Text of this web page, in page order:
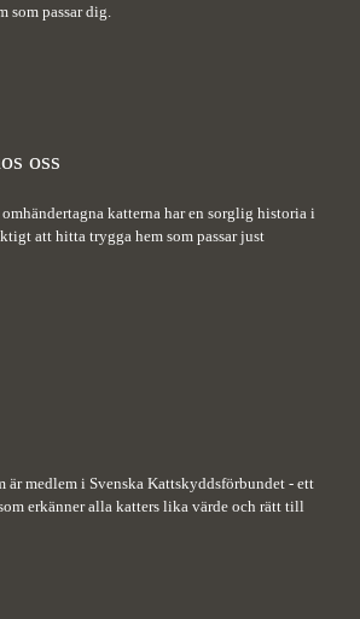
som passar dig.
oss
katterna har en sorglig historia i
att hitta trygga hem som passar just
är medlem i Svenska Kattskyddsförbundet - ett
erkänner alla katters lika värde och rätt till